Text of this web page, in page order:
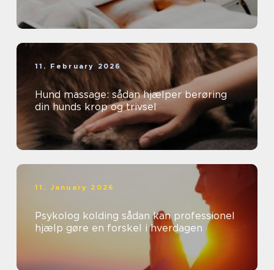
11. February 2026
Hund massage: sådan hjælper berøring
din hunds krop og trivsel
11. January 2026
Psykolog kolding sådan kan professionel
hjælp gøre en forskel i hverdagen